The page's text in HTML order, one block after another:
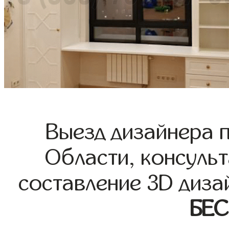
Выезд дизайнера
Области,
составление 3D